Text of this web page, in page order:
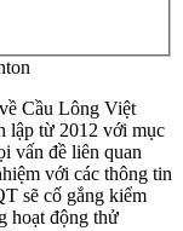
Cầu Lông Việt
lập từ 2012 với mục
vấn đề liên quan
với các thông tin
sẽ cố gắng kiểm
hoạt động thử